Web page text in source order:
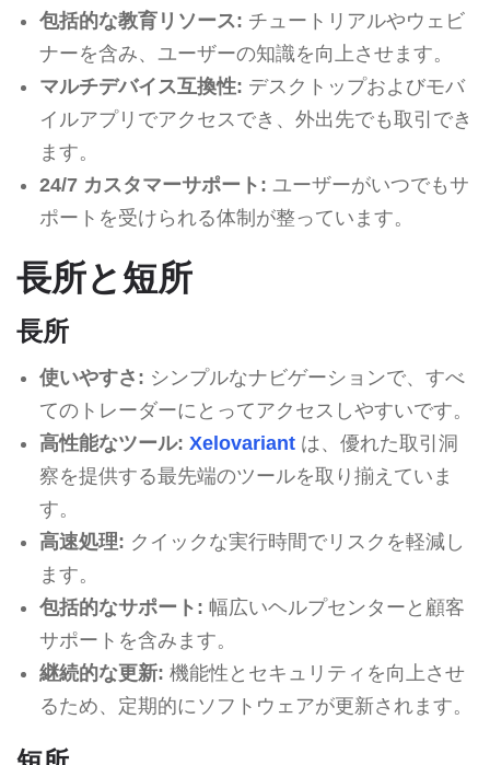
包括的な教育リソース: チュートリアルやウェビ
ナーを含み、ユーザーの知識を向上させます。
マルチデバイス互換性: デスクトップおよびモバ
イルアプリでアクセスでき、外出先でも取引でき
ます。
24/7 カスタマーサポート: ユーザーがいつでもサ
ポートを受けられる体制が整っています。
長所と短所
長所
使いやすさ: シンプルなナビゲーションで、すべ
てのトレーダーにとってアクセスしやすいです。
高性能なツール: Xelovariantは、優れた取引洞
察を提供する最先端のツールを取り揃えていま
す。
高速処理: クイックな実行時間でリスクを軽減し
ます。
包括的なサポート: 幅広いヘルプセンターと顧客
サポートを含みます。
継続的な更新: 機能性とセキュリティを向上させ
るため、定期的にソフトウェアが更新されます。